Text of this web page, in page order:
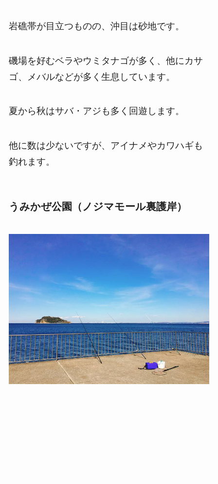
岩礁帯が目立つものの、沖目は砂地です。
磯場を好むベラやウミタナゴが多く、他にカサ
ゴ、メバルなどが多く生息しています。
夏から秋はサバ・アジも多く回遊します。
他に数は少ないですが、アイナメやカワハギも
釣れます。
うみかぜ公園（ノジマモール裏護岸）